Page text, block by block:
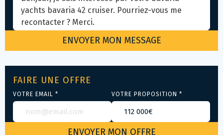
FAIRE UNE OFFRE
VOTRE EMAIL * VOTRE PROPOSITION *